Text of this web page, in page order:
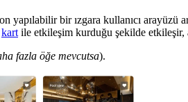
bir ızgara kullanıcı arayüzü
kart ile etkileşim kurduğu şekilde etkileşir,
fazla öğe mevcutsa).